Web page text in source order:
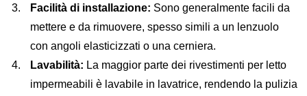
Facilità di installazione: Sono generalmente facili da
mettere e da rimuovere, spesso simili a un lenzuolo
con angoli elasticizzati o una cerniera.
Lavabilità: La maggior parte dei rivestimenti per letto
impermeabili è lavabile in lavatrice, rendendo la pulizia